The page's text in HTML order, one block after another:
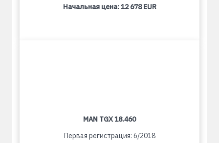
Начальная цена:12 678 EUR
MAN TGX 18.460
Первая регистрация: 6/2018